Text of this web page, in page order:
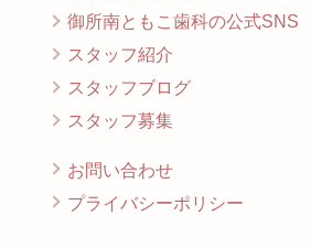
御所南ともこ歯科の公式SNS
スタッフ紹介
スタッフブログ
スタッフ募集
お問い合わせ
プライバシーポリシー